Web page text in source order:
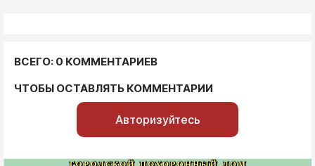
ВСЕГО: 0 КОММЕНТАРИЕВ
ЧТОБЫ ОСТАВЛЯТЬ КОММЕНТАРИИ
Авторизуйтесь